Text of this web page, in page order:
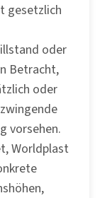
gesetzlich
oder
Betracht,
oder
vorsehen.
Worldplast